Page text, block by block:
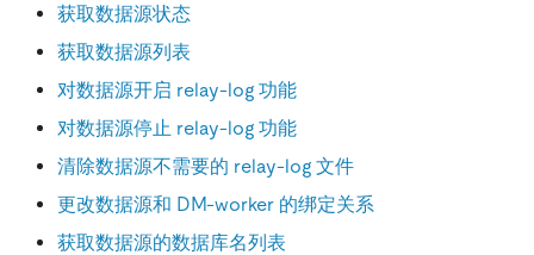
获取数据源状态
获取数据源列表
对数据源开启 relay-log 功能
对数据源停止 relay-log 功能
清除数据源不需要的 relay-log 文件
更改数据源和 DM-worker 的绑定关系
获取数据源的数据库名列表